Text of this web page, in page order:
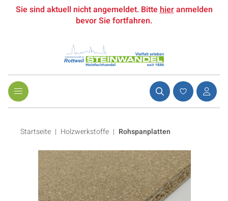
Sie sind aktuell nicht angemeldet. Bittehieranmelden
bevor Sie fortfahren.
Startseite Holzwerkstoffe | Rohspanplatten